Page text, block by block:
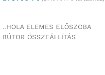
..HOLA ELEMES ELŐSZOBA
BÚTOR ÖSSZEÁLLÍTÁS